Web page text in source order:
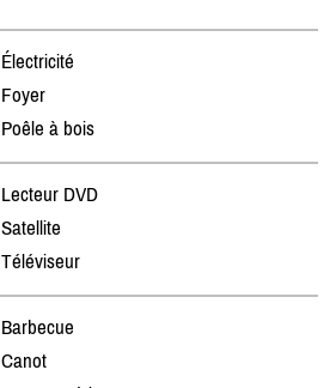
Électricité
Foyer
Poêle à bois
Lecteur DVD
Satellite
Téléviseur
Barbecue
Canot